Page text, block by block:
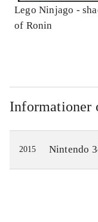
Lego Ninjago -
of Ronin
Informationer
2015 Nintendo